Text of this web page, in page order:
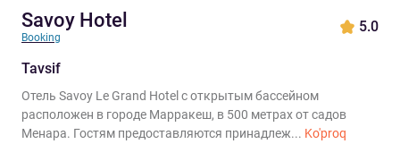
Savoy Hotel
Booking
5.0
Tavsif
Отель Savoy Le Grand Hotel с открытым бассейном
расположен в городе Марракеш, в 500 метрах от садов
Менара. Гостям предоставляются принадлеж... Ko'proq